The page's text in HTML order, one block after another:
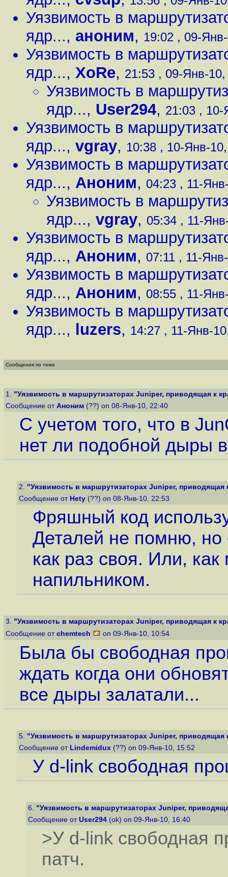
Уязвимость в
ядр..., аноним, 19:02 , 09-
Уязвимость в
ядр..., XoRe, 21:53 , 09-Янв-
Уязвимость в
ядр..., User294, 21:03 ,
Уязвимость в
ядр..., vgray, 10:38 , 10-Янв-
Уязвимость в
ядр..., Аноним, 04:23 , 11-
Уязвимость в
ядр..., vgray, 05:34 , 11-
Уязвимость в
ядр..., Аноним, 07:11 , 11-
Уязвимость в
ядр..., Аноним, 08:55 , 11-
Уязвимость в
ядр..., luzers, 14:27 , 11-Янв-
Сообщения по теме
1. "Уязвимость в маршрутизаторах Juniper, приводящая к
Сообщение от Аноним (??) on 08-Янв-10, 22:40
С учетом того, что в
нет ли подобной дыры
2. "Уязвимость в маршрутизаторах Juniper, приводящая
Сообщение от Hety (??) on 08-Янв-10, 22:53
Фряшный код
Деталей не помню, но
как раз своя. Или,
напильником.
3. "Уязвимость в маршрутизаторах Juniper, приводящая к
Сообщение от chemtech on 09-Янв-10, 10:54
Была бы свободная
ждать когда они
все дыры залатали...
5. "Уязвимость в маршрутизаторах Juniper, приводящая
Сообщение от Lindemidux (??) on 09-Янв-10, 15:52
У d-link свободная
6. "Уязвимость в маршрутизаторах Juniper,
Сообщение от User294 (ok) on 09-Янв-10, 16:40
>У d-link свободная
патч.